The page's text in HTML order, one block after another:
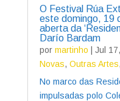
O Festival Rúa
este domingo, 19
aberta da
Darío Bardam
por martinho Jul
Novas, Outras Artes,
No marco das
impulsadas polo